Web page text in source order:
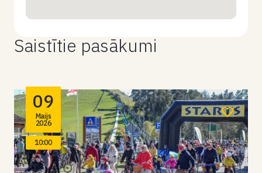
Saistītie pasākumi
09
Maijs
2026
10:00